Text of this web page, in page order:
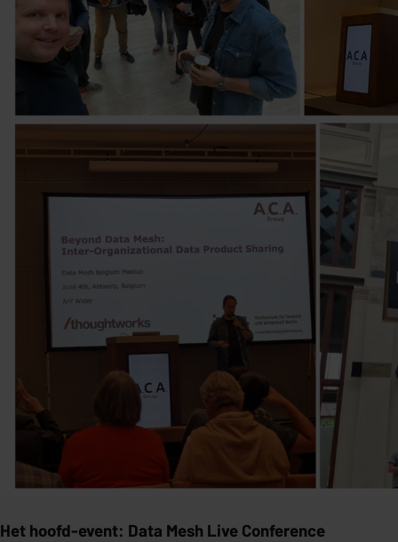
Het hoofd-event: Data Mesh Live Conference